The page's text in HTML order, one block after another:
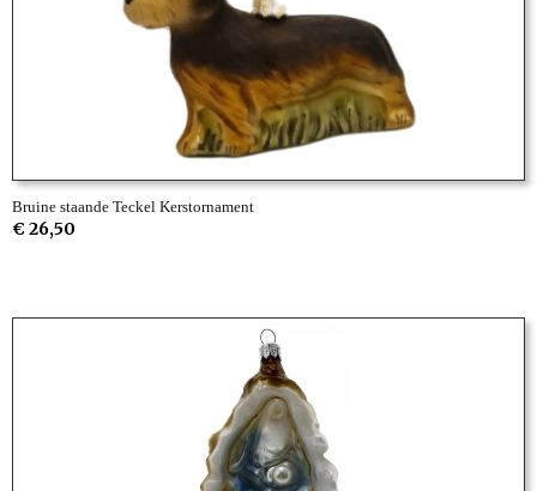
Bruine staande Teckel Kerstornament
€ 26,50